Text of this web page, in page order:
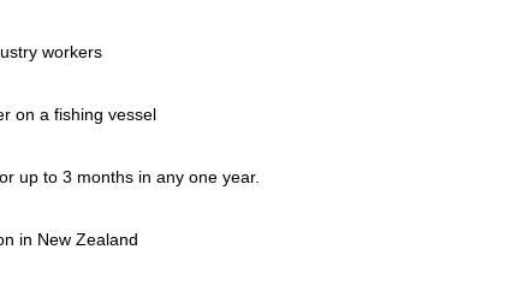
workers
on a fishing vessel
up to 3 months in any one year.
in New Zealand